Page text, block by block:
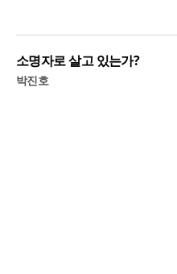
소명자로 살고 있는가?
박진호